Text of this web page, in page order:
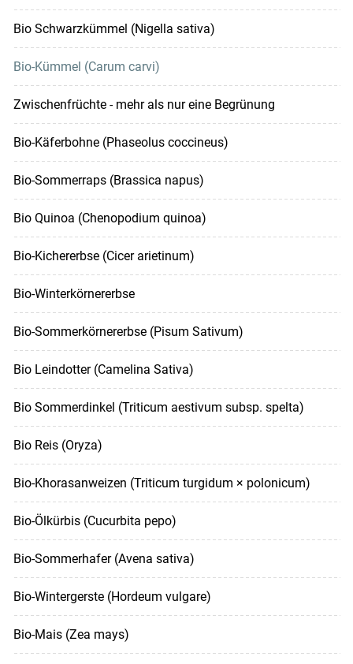
Bio Schwarzkümmel (Nigella sativa)
Bio-Kümmel (Carum carvi)
Zwischenfrüchte - mehr als nur eine Begrünung
Bio-Käferbohne (Phaseolus coccineus)
Bio-Sommerraps (Brassica napus)
Bio Quinoa (Chenopodium quinoa)
Bio-Kichererbse (Cicer arietinum)
Bio-Winterkörnererbse
Bio-Sommerkörnererbse (Pisum Sativum)
Bio Leindotter (Camelina Sativa)
Bio Sommerdinkel (Triticum aestivum subsp. spelta)
Bio Reis (Oryza)
Bio-Khorasanweizen (Triticum turgidum × polonicum)
Bio-Ölkürbis (Cucurbita pepo)
Bio-Sommerhafer (Avena sativa)
Bio-Wintergerste (Hordeum vulgare)
Bio-Mais (Zea mays)